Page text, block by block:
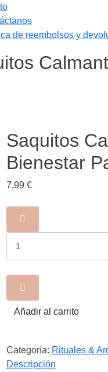
de reembolsos y
Saquitos
Bienestar
7,99 €
Bienestar
cantidad
Añadir al carrito
Categoría: Rituales &
Descripción